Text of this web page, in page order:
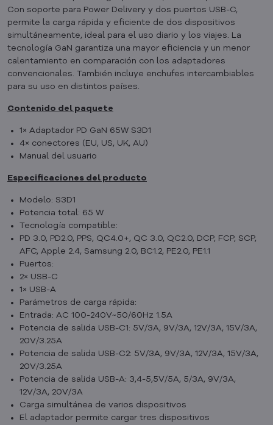
Con soporte para Power Delivery y dos puertos USB-C,
permite la carga rápida y eficiente de dos dispositivos
simultáneamente, ideal para el uso diario y los viajes. La
tecnología GaN garantiza una mayor eficiencia y un menor
calentamiento en comparación con los adaptadores
convencionales. También incluye enchufes intercambiables
para su uso en distintos países.
Contenido del paquete
1× Adaptador PD GaN 65W S3D1
4× conectores (EU, US, UK, AU)
Manual del usuario
Especificaciones del producto
Modelo: S3D1
Potencia total: 65 W
Tecnología compatible:
PD 3.0, PD2.0, PPS, QC4.0+, QC 3.0, QC2.0, DCP, FCP, SCP,
AFC, Apple 2.4, Samsung 2.0, BC1.2, PE2.0, PE1.1
Puertos:
2× USB-C
1× USB-A
Parámetros de carga rápida:
Entrada: AC 100-240V~50/60Hz 1.5A
Potencia de salida USB-C1: 5V/3A, 9V/3A, 12V/3A, 15V/3A,
20V/3.25A
Potencia de salida USB-C2: 5V/3A, 9V/3A, 12V/3A, 15V/3A,
20V/3.25A
Potencia de salida USB-A: 3,4-5,5V/5A, 5/3A, 9V/3A,
12V/3A, 20V/3A
Carga simultánea de varios dispositivos
El adaptador permite cargar tres dispositivos